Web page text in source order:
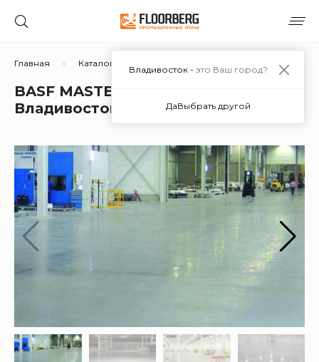
Главная Каталог решений BASF
BASF MASTERTOP 100 в
Владивостоке
Владивосток - это Ваш город?
ДаВыбрать другой